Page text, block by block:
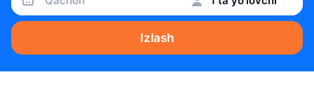
Izlash